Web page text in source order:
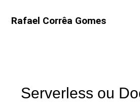
Rafael Corrêa Gomes
Serverless ou